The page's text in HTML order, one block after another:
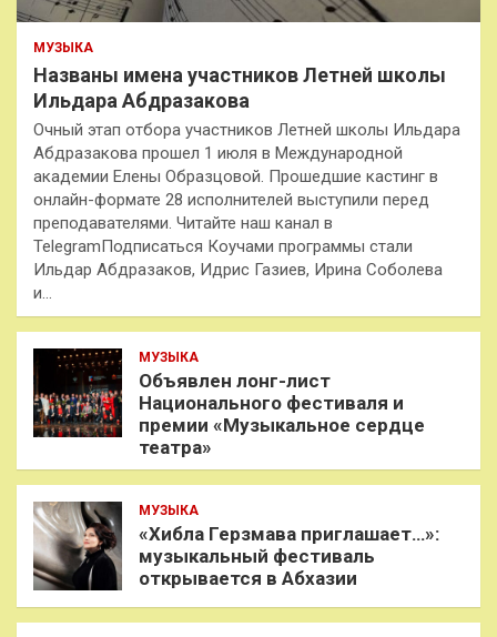
МУЗЫКА
Названы имена участников Летней школы
Ильдара Абдразакова
Очный этап отбора участников Летней школы Ильдара
Абдразакова прошел 1 июля в Международной
академии Елены Образцовой. Прошедшие кастинг в
онлайн-формате 28 исполнителей выступили перед
преподавателями. Читайте наш канал в
TelegramПодписаться Коучами программы стали
Ильдар Абдразаков, Идрис Газиев, Ирина Соболева
и…
МУЗЫКА
Объявлен лонг-лист
Национального фестиваля и
премии «Музыкальное сердце
театра»
МУЗЫКА
«Хибла Герзмава приглашает…»:
музыкальный фестиваль
открывается в Абхазии